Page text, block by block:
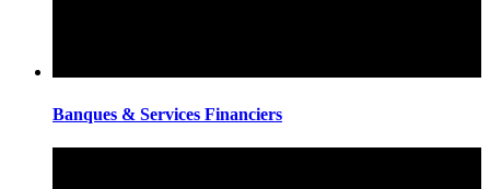
Banques & Services Financiers